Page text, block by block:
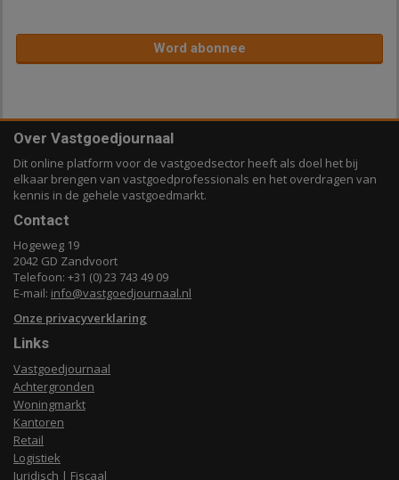
Word abonnee
Over Vastgoedjournaal
Dit online platform voor de vastgoedsector heeft als doel het bij
elkaar brengen van vastgoedprofessionals en het overdragen van
kennis in de gehele vastgoedmarkt.
Contact
Hogeweg 19
2042 GD Zandvoort
Telefoon: +31 (0) 23 743 49 09
E-mail: info@vastgoedjournaal.nl
Onze privacyverklaring
Links
Vastgoedjournaal
Achtergronden
Woningmarkt
Kantoren
Retail
Logistiek
Juridisch | Fiscaal